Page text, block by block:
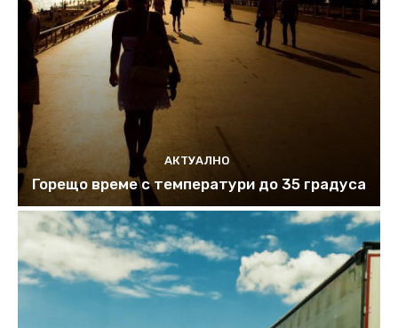
АКТУАЛНО
Горещо време с температури до 35 градуса